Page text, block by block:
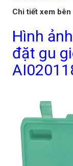
Chi tiết xem bên
Hình
đặt gu